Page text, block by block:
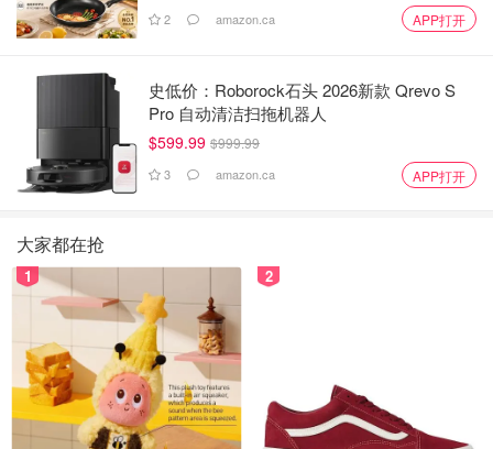
2 amazon.ca APP打开
史低价：Roborock石头 2026新款 Qrevo S
Pro 自动清洁扫拖机器人
$599.99 $999.99
3 amazon.ca APP打开
大家都在抢
1 2